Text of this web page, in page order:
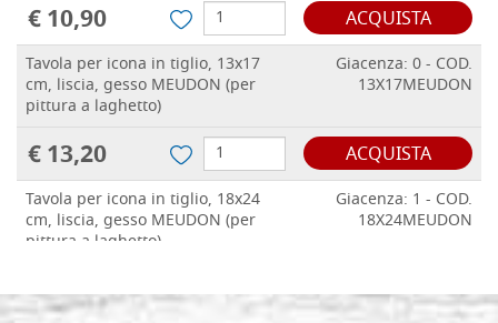
€ 10,90 ACQUISTA
Tavola per icona in tiglio, 13x17
cm, liscia, gesso MEUDON (per
pittura a laghetto)
Giacenza: 0 - COD.
13X17MEUDON
€ 13,20 ACQUISTA
Tavola per icona in tiglio, 18x24
cm, liscia, gesso MEUDON (per
pittura a laghetto)
Giacenza: 1 - COD.
18X24MEUDON
€ 20,00 ACQUISTA